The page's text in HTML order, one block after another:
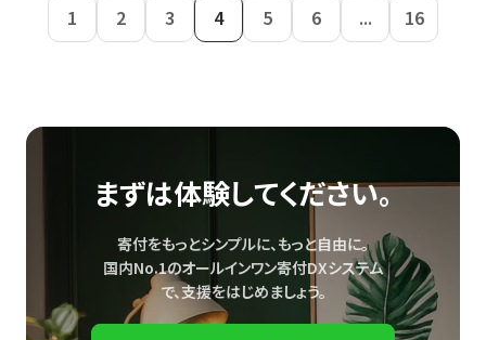
1 2 3 4 5 6 ... 16
まずは体験してください。
寄付をもっとシンプルに、もっと自由に。
国内No.1のオールインワン寄付DXシステム
で、支援をはじめましょう。